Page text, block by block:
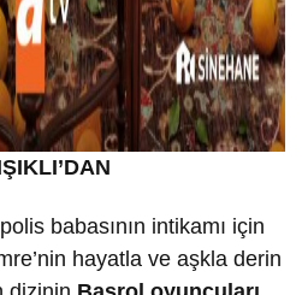
babasının intikamı için
hayatla ve aşkla derin